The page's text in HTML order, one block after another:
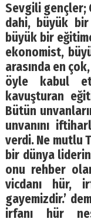
Sevgili gençler;
dahi, büyük
büyük bir
ekonomist,
arasında en
öyle kabul
kavuşturan
Bütün
unvanını
verdi. Ne mutlu
bir dünya
onu rehber
vicdanı hür,
gayemizdir.’
irfanı hür